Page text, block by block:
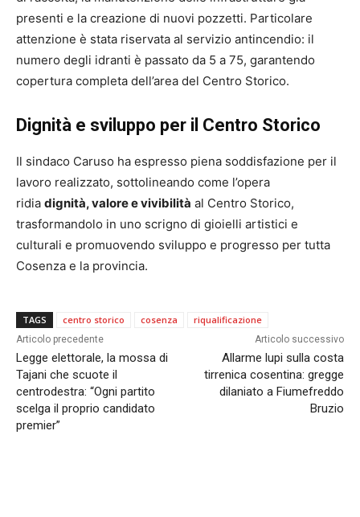
presenti e la creazione di nuovi pozzetti. Particolare
attenzione è stata riservata al servizio antincendio: il
numero degli idranti è passato da 5 a 75, garantendo
copertura completa dell’area del Centro Storico.
Dignità e sviluppo per il Centro Storico
Il sindaco Caruso ha espresso piena soddisfazione per il
lavoro realizzato, sottolineando come l’opera
ridia dignità, valore e vivibilità al Centro Storico,
trasformandolo in uno scrigno di gioielli artistici e
culturali e promuovendo sviluppo e progresso per tutta
Cosenza e la provincia.
TAGS centro storico cosenza riqualificazione
Articolo precedente
Legge elettorale, la mossa di
Tajani che scuote il
centrodestra: “Ogni partito
scelga il proprio candidato
premier”
Articolo successivo
Allarme lupi sulla costa
tirrenica cosentina: gregge
dilaniato a Fiumefreddo
Bruzio